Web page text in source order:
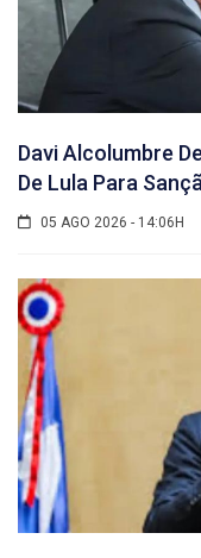
Davi Alcolumbre
De Lula Para
05 AGO 2026 - 14:06H